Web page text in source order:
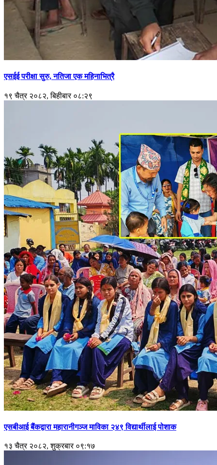
एसईई परीक्षा सुरु, नतिजा एक महिनाभित्रै
१९ चैत्र २०८२, बिहीबार ०८:२९
एसबीआई बैंकद्वारा महारानीगञ्ज माविका २४९ विद्यार्थीलाई पोशाक
१३ चैत्र २०८२, शुक्रबार ०९:१७